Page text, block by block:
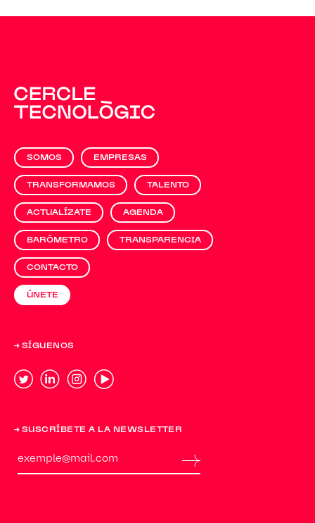
SOMOS EMPRESAS
TRANSFORMAMOS TALENTO
ACTUALÍZATE AGENDA
BARÓMETRO TRANSPARENCIA
CONTACTO
ÚNETE
→ SÍGUENOS
→ SUSCRÍBETE A LA NEWSLETTER